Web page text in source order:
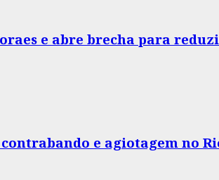
e abre brecha para
e agiotagem no